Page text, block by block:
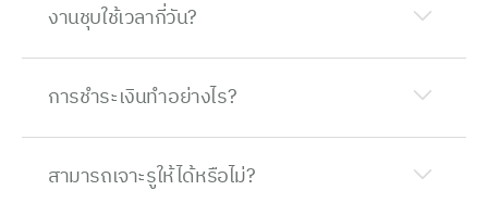
งานชุบใช้เวลากี่วัน?
การชำระเงินทำอย่างไร?
สามารถเจาะรูให้ได้หรือไม่?